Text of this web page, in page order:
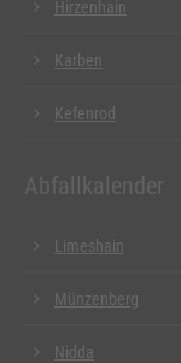
Hirzenhain
Karben
Kefenrod
Abfallkalender
Limeshain
Münzenberg
Nidda